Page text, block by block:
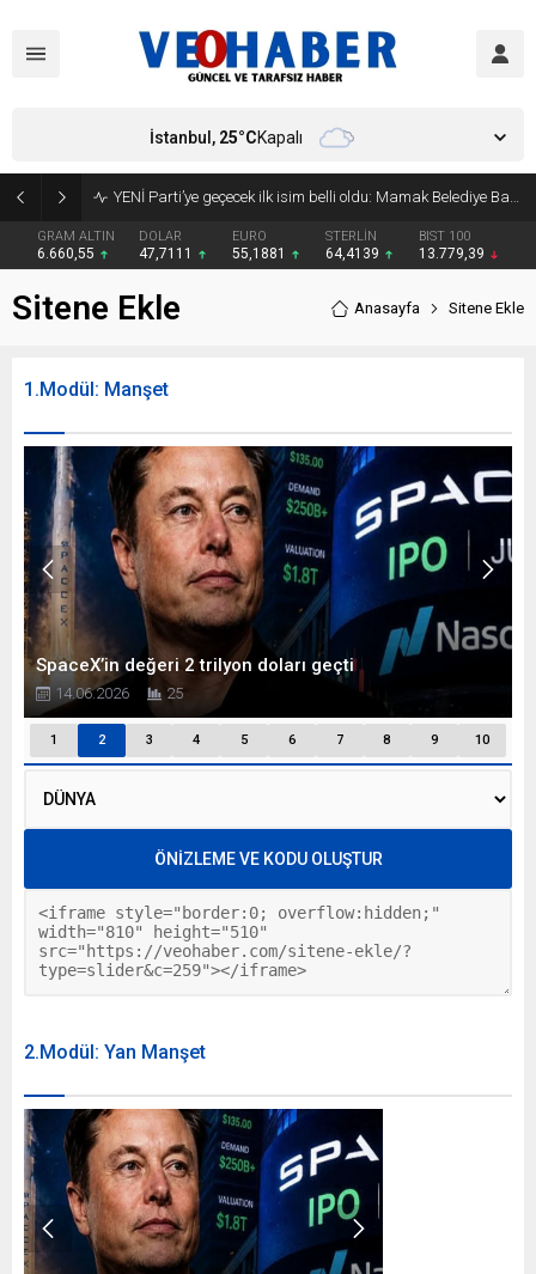
YENİ Parti’ye geçecek ilk isim belli oldu: Mamak Belediye Başkanı CHP’den istifa etti
GRAM ALTIN
6.660,55
DOLAR
47,7111
EURO
55,1881
STERLİN
64,4139
BIST 100
13.779,39
İstanbul, 25°CKapalı
Sitene Ekle Anasayfa Sitene Ekle
1.Modül: Manşet
2.Modül: Yan Manşet